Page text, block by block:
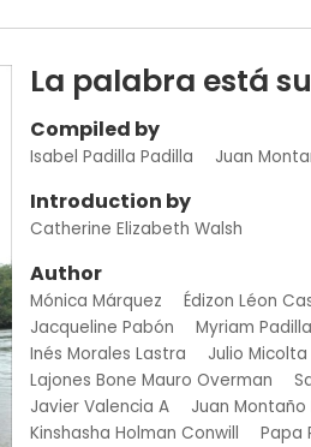
La palabra está
Compiled by
Isabel Padilla Padilla Juan
Introduction by
Catherine Elizabeth Walsh
Author
Mónica Márquez Édizon Léon
Jacqueline Pabón
Myriam Padilla
Inés Morales Lastra
Julio
Lajones Bone Mauro Overman
Javier Valencia A
Juan Montaño
Kinshasha Holman Conwill
Papa